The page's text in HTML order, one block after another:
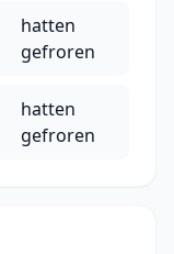
hatten
gefroren
hatten
gefroren